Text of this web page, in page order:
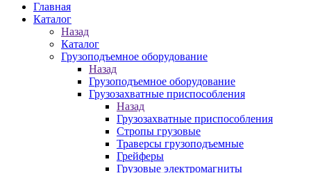
Главная
Каталог
Назад
Каталог
Грузоподъемное оборудование
Назад
Грузоподъемное оборудование
Грузозахватные приспособления
Назад
Грузозахватные приспособления
Стропы грузовые
Траверсы грузоподъемные
Грейферы
Грузовые электромагниты